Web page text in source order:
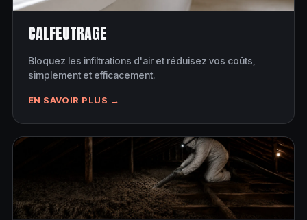
CALFEUTRAGE
Bloquez les infiltrations d'air et réduisez vos coûts,
simplement et efficacement.
EN SAVOIR PLUS →